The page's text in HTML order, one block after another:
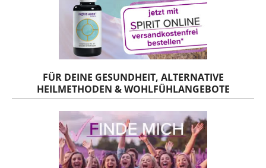
FÜR DEINE GESUNDHEIT, ALTERNATIVE
HEILMETHODEN & WOHLFÜHLANGEBOTE